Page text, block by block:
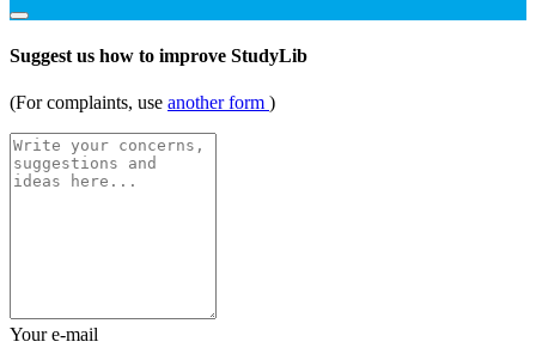
Suggest us how to improve StudyLib
(For complaints, use another form )
Your e-mail